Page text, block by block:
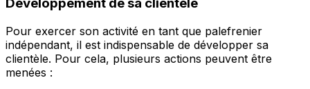
Pour exercer son activité en tant que palefrenier
indépendant, il est indispensable de développer sa
clientèle. Pour cela, plusieurs actions peuvent être
menées :